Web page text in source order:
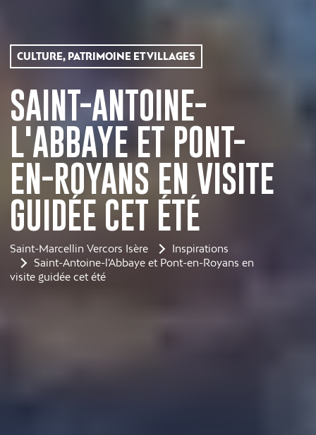
CULTURE, PATRIMOINE ET VILLAGES
SAINT-ANTOINE-
L'ABBAYE ET PONT-
EN-ROYANS EN VISITE
GUIDÉE CET ÉTÉ
Saint-Marcellin Vercors Isère
Inspirations
Saint-Antoine-l'Abbaye et Pont-en-Royans en
visite guidée cet été